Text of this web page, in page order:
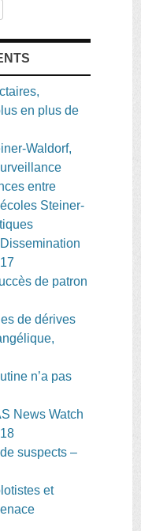
en plus de
Waldorf,
entre
Steiner-
de patron
de dérives
n’a pas
News Watch
suspects –
et